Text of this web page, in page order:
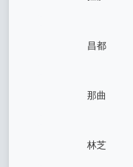
昌都
那曲
林芝